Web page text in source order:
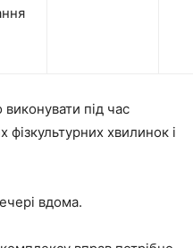
під час
фізкультурних хвилинок і
вдома.